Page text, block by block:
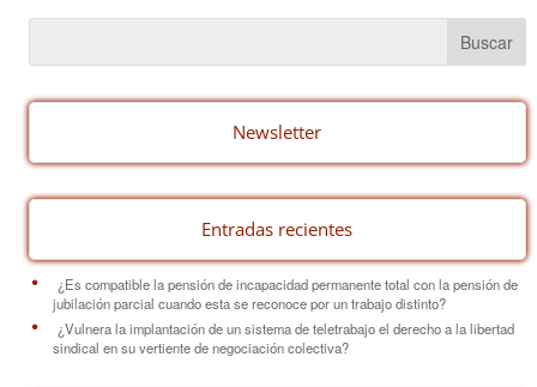
e
b
o
k
e
st
p
ar
tir
Newsletter
Entradas recientes
¿Es compatible la pensión de incapacidad permanente total con la pensión de
jubilación parcial cuando esta se reconoce por un trabajo distinto?
¿Vulnera la implantación de un sistema de teletrabajo el derecho a la libertad
sindical en su vertiente de negociación colectiva?